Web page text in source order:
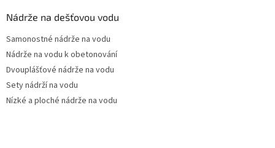
Nádrže na dešťovou vodu
Samonostné nádrže na vodu
Nádrže na vodu k obetonování
Dvouplášťové nádrže na vodu
Sety nádrží na vodu
Nízké a ploché nádrže na vodu